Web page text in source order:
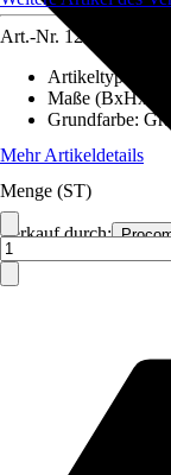
Verkauf durch:
Art.-Nr. 12591717
Artikeltyp
Maße (BxHxT)
Grundfarbe: Grau
Mehr Artikeldetails
Menge (ST)